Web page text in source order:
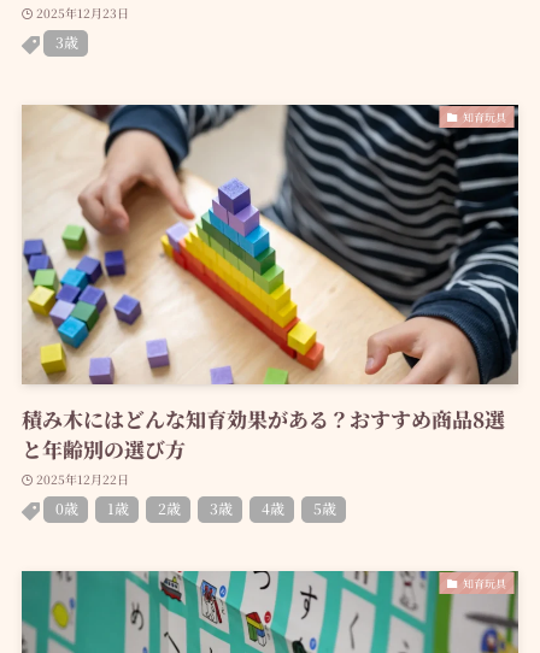
2025年12月23日
3歳
知育玩具
積み木にはどんな知育効果がある？おすすめ商品8選
と年齢別の選び方
2025年12月22日
0歳 1歳 2歳 3歳 4歳 5歳
知育玩具